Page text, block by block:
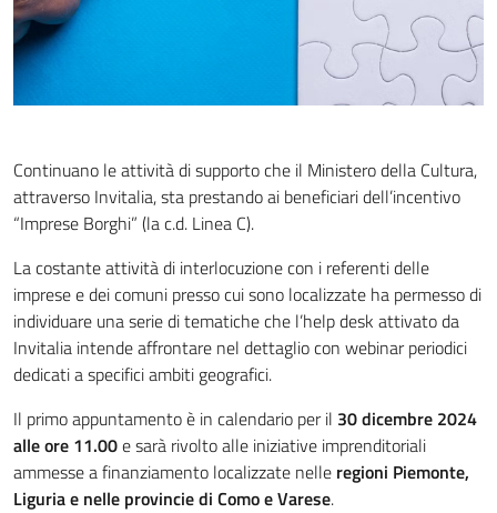
Continuano le attività di supporto che il Ministero della Cultura,
attraverso Invitalia, sta prestando ai beneficiari dell’incentivo
“Imprese Borghi” (la c.d. Linea C).
La costante attività di interlocuzione con i referenti delle
imprese e dei comuni presso cui sono localizzate ha permesso di
individuare una serie di tematiche che l’help desk attivato da
Invitalia intende affrontare nel dettaglio con webinar periodici
dedicati a specifici ambiti geografici.
Il primo appuntamento è in calendario per il 30 dicembre 2024
alle ore 11.00e sarà rivolto alle iniziative imprenditoriali
ammesse a finanziamento localizzate nelle regioni Piemonte,
Liguria e nelle provincie di Como e Varese.